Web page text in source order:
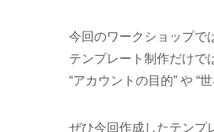
今回のワークショップで
テンプレート制作だけで
“アカウントの目的” や “
ぜひ今回作成したテンプ